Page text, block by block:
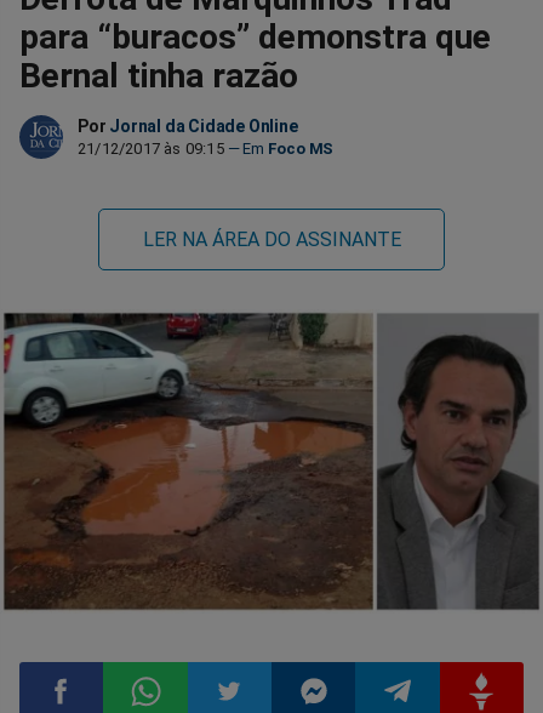
para “buracos” demonstra que
Bernal tinha razão
Por Jornal da Cidade Online
21/12/2017 às 09:15 Foco MS
LER NA ÁREA DO ASSINANTE